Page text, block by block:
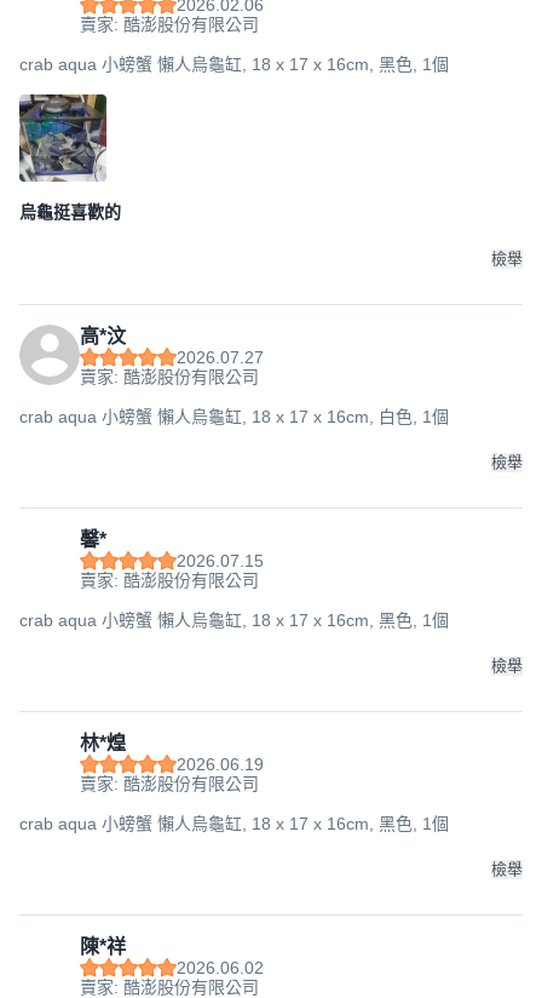
2026.02.06
賣家: 酷澎股份有限公司
crab aqua 小螃蟹 懶人烏龜缸, 18 x 17 x 16cm, 黑色, 1個
烏龜挺喜歡的
檢舉
高*汶
2026.07.27
賣家: 酷澎股份有限公司
crab aqua 小螃蟹 懶人烏龜缸, 18 x 17 x 16cm, 白色, 1個
檢舉
馨*
2026.07.15
賣家: 酷澎股份有限公司
crab aqua 小螃蟹 懶人烏龜缸, 18 x 17 x 16cm, 黑色, 1個
檢舉
林*煌
2026.06.19
賣家: 酷澎股份有限公司
crab aqua 小螃蟹 懶人烏龜缸, 18 x 17 x 16cm, 黑色, 1個
檢舉
陳*祥
2026.06.02
賣家: 酷澎股份有限公司